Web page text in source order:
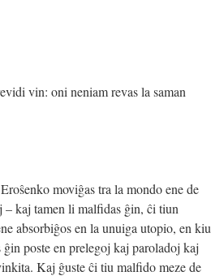
vin: oni neniam revas la saman
moviĝas tra la mondo ene de
kaj tamen li malfidas ĝin, ĉi tiun
absorbiĝos en la unuiga utopio, en kiu
poste en prelegoj kaj paroladoj kaj
Kaj ĝuste ĉi tiu malfido meze de